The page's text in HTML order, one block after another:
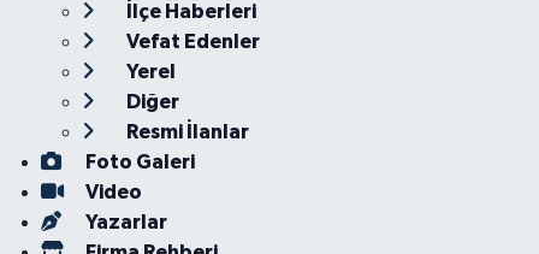
İlçe Haberleri
Vefat Edenler
Yerel
Diğer
Resmi İlanlar
Foto Galeri
Video
Yazarlar